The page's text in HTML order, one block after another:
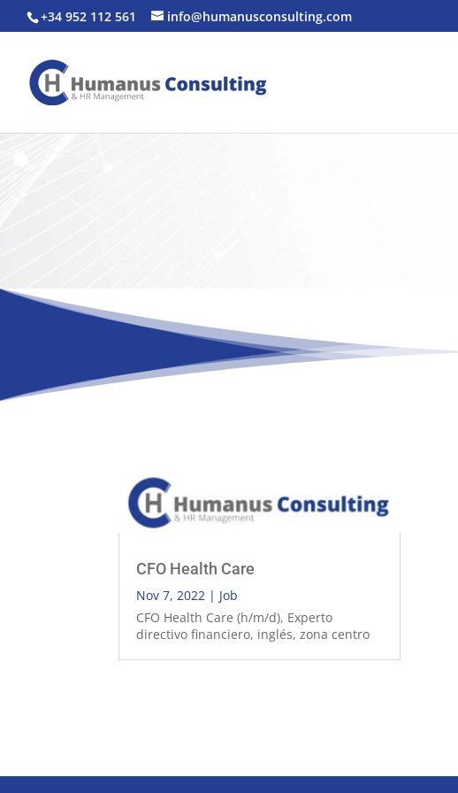
+34 952 112 561 info@humanusconsulting.com
CFO Health Care
Nov 7, 2022 | Job
CFO Health Care (h/m/d), Experto
directivo financiero, inglés, zona centro